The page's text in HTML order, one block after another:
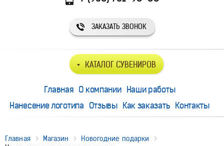
ЗАКАЗАТЬ ЗВОНОК
КАТАЛОГ СУВЕНИРОВ
Главная О компании Наши работы
Нанесение логотипа Отзывы Как заказать Контакты
Главная Магазин
Новогодние подарки